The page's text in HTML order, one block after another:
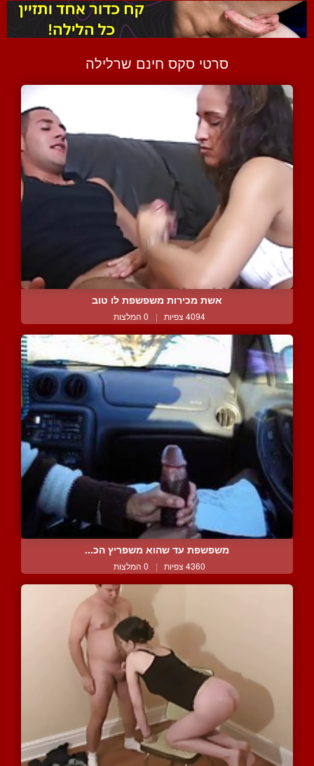
סרטי סקס חינם שרלילה
אשת מכירות משפשפת לו טוב
4094 צפיות | 0 המלצות
משפשפת עד שהוא משפריץ הכ...
4360 צפיות | 0 המלצות